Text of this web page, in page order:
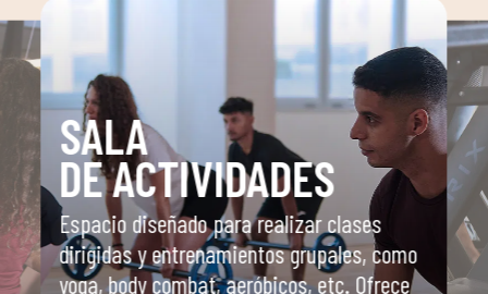
SALA
DE ACTIVIDADES
Espacio diseñado para realizar clases
dirigidas y entrenamientos grupales, como
yoga, body combat, aeróbicos, etc. Ofrece